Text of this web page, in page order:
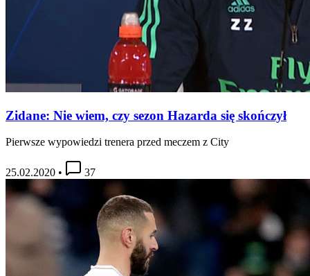
Zidane: Nie wiem, czy sezon Hazarda się skończył
Pierwsze wypowiedzi trenera przed meczem z City
25.02.2020 • 37